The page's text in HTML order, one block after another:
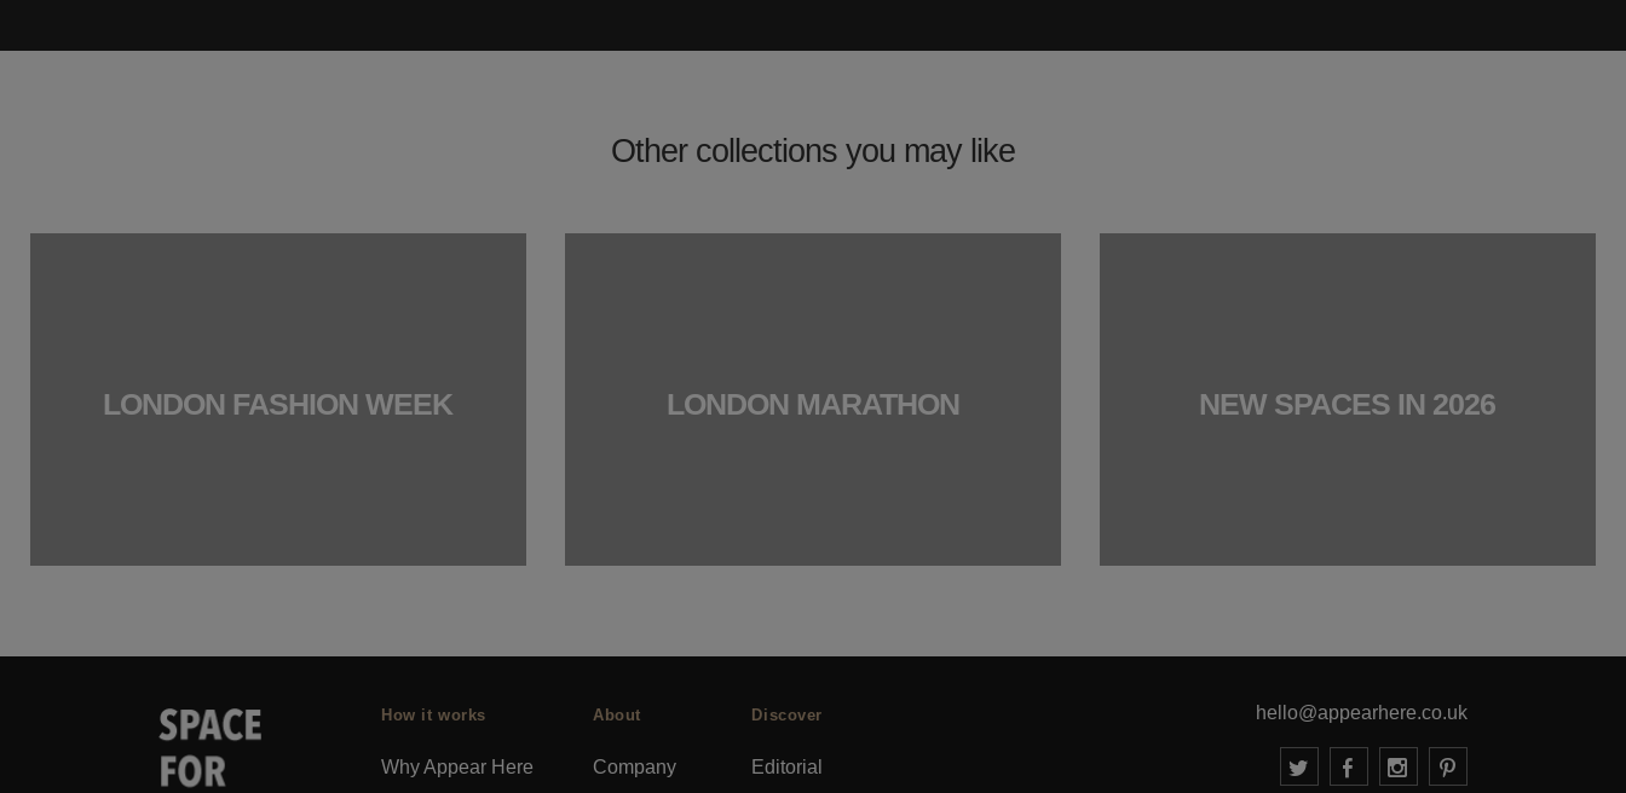
Other collections you may like
LONDON FASHION WEEK LONDON MARATHON NEW SPACES IN 2026
How it works
Why Appear Here
About
Company
Discover
Editorial
hello@appearhere.co.uk